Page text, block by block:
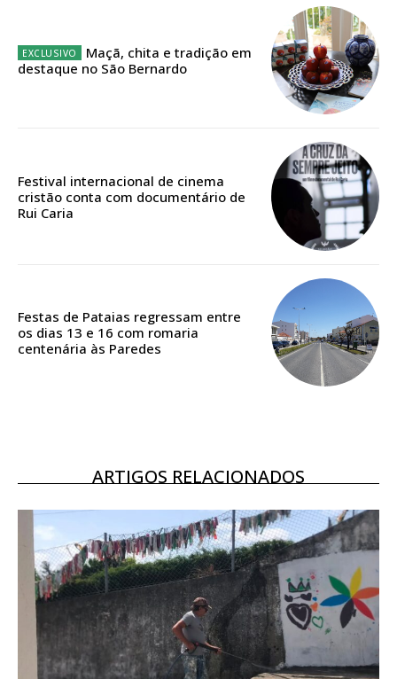
Edição em papel entregue à Quinta-feira em sua
Ofertas para assinatura anual
ASSINATURA
DIGITAL ANUAL
Acesso ao conteúdo online
Acesso aos conteúdos Exclusivos para
assinantes
Ofertas para assinatura anual
Escolha o plano
Maçã, chita e tradição em
destaque no São Bernardo
Festival internacional de cinema
cristão conta com documentário de
Rui Caria
Festas de Pataias regressam entre
os dias 13 e 16 com romaria
centenária às Paredes
ARTIGOS RELACIONADOS